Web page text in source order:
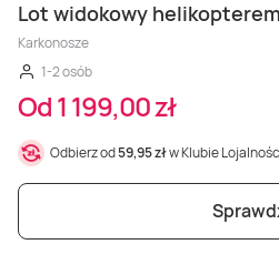
Lot widokowy
Karkonosze
1-2 osób
Od 1 199,00 zł
Odbierz od59,95 złw Klubie